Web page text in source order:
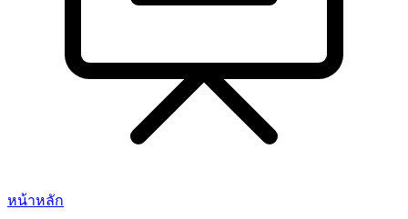
หน้าหลัก